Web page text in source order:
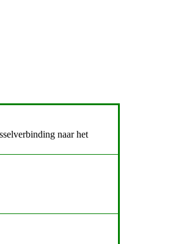
naar het